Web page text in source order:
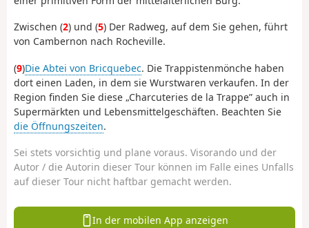
Zwischen (2) und (5) Der Radweg, auf dem Sie gehen, führt
von Cambernon nach Rocheville.
(9)Die Abtei von Bricquebec. Die Trappistenmönche haben
dort einen Laden, in dem sie Wurstwaren verkaufen. In der
Region finden Sie diese „Charcuteries de la Trappe” auch in
Supermärkten und Lebensmittelgeschäften. Beachten Sie
die Öffnungszeiten.
Sei stets vorsichtig und plane voraus. Visorando und der
Autor / die Autorin dieser Tour können im Falle eines Unfalls
auf dieser Tour nicht haftbar gemacht werden.
In der mobilen App anzeigen